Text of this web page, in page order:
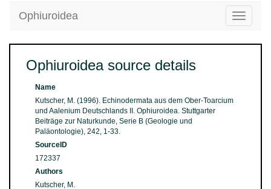
Toggle
Ophiuroidea
Ophiuroidea source details
Name
Kutscher, M. (1996). Echinodermata aus dem Ober-Toarcium
und Aalenium Deutschlands II. Ophiuroidea. Stuttgarter
Beiträge zur Naturkunde, Serie B (Geologie und
Paläontologie), 242, 1-33.
SourceID
172337
Authors
Kutscher, M.